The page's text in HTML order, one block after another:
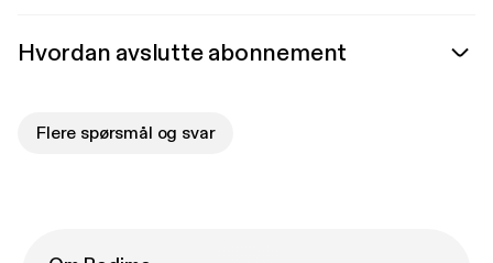
Hvordan avslutte abonnement
Flere spørsmål og svar